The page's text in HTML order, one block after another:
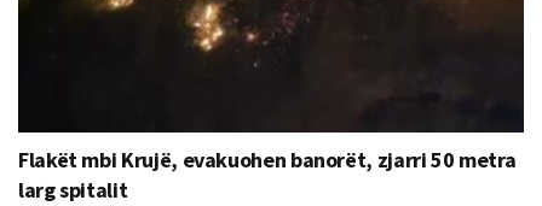
Flakët mbi Krujë, evakuohen banorët, zjarri 50 metra
larg spitalit